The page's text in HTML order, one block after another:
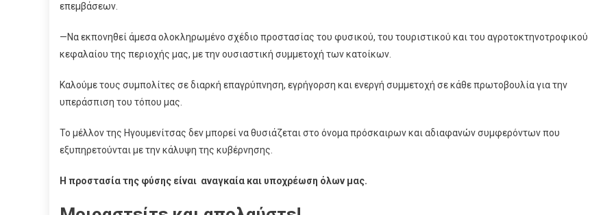
επεμβάσεων.
—Να εκπονηθεί άμεσα ολοκληρωμένο σχέδιο προστασίας του φυσικού, του τουριστικού και του αγροτοκτηνοτροφικού
κεφαλαίου της περιοχής μας, με την ουσιαστική συμμετοχή των κατοίκων.
Καλούμε τους συμπολίτες σε διαρκή επαγρύπνηση, εγρήγορση και ενεργή συμμετοχή σε κάθε πρωτοβουλία για την
υπεράσπιση του τόπου μας.
Το μέλλον της Ηγουμενίτσας δεν μπορεί να θυσιάζεται στο όνομα πρόσκαιρων και αδιαφανών συμφερόντων που
εξυπηρετούνται με την κάλυψη της κυβέρνησης.
Η προστασία της φύσης είναι αναγκαία και υποχρέωση όλων μας.